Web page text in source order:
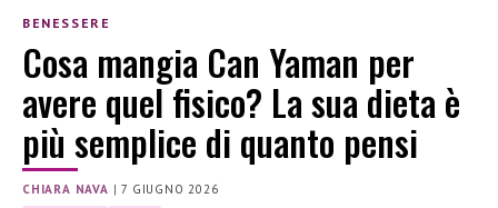
BENESSERE
Cosa mangia Can Yaman per
avere quel fisico? La sua dieta è
più semplice di quanto pensi
CHIARA NAVA |7 GIUGNO 2026